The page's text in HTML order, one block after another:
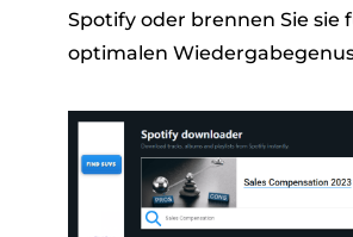
Spotify oder brennen Sie sie
optimalen